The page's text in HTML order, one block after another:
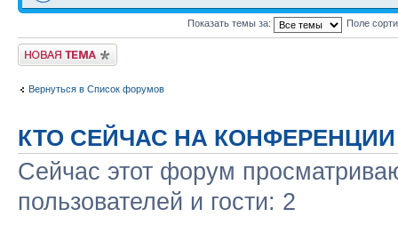
Показать темы за: Поле
Новая тема
Вернуться в Список форумов
КТО СЕЙЧАС НА КОНФЕРЕНЦИИ
Сейчас этот форум
пользователей и гости: 2